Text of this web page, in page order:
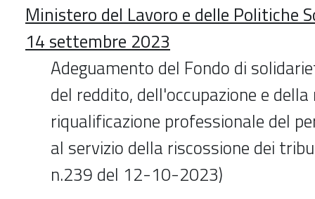
Ministero del Lavoro e delle Politiche
14 settembre 2023
Adeguamento del Fondo di
del reddito, dell'occupazione e
riqualificazione professionale del
al servizio della riscossione dei
n.239 del 12-10-2023)